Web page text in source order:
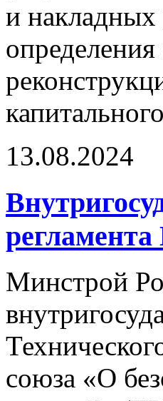
и накладных
13.08.2024
Минстрой
союза «О